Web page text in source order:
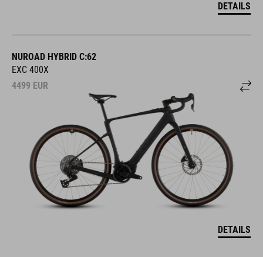
DETAILS
NUROAD HYBRID C:62
EXC 400X
4499 EUR
DETAILS